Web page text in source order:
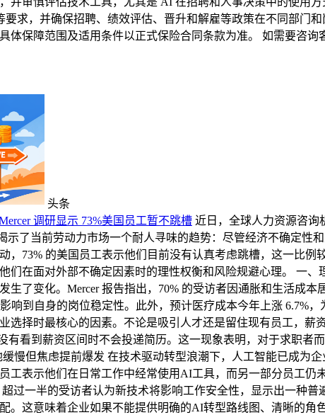
求，并确保招聘、绩效评估、晋升和解雇等政策在不同部门
体保障范围及适用条件以正式保险合同条款为准。 如需要咨询
头条
调研显示 73%美国员工暂不跳槽 近日，全球人力资源咨询
示了当前劳动力市场一个耐人寻味的趋势：尽管经济不确定
，73% 的美国员工表示他们目前没有认真考虑跳槽，这一比
们在面对外部不确定因素时的理性权衡和风险规避心理。 一
生了变化。Mercer 报告指出，70% 的受访者因通胀和生活成
响到自身的岗位稳定性。此外，预计医疗成本今年上涨 6.7%
选择时最核心的因素。不论是吸引人才还是留住现有员工，
看到薪资区间时不会投递简历。这一现象表明，对于求职者
慢但焦虑提前爆发 在技术驱动转型浪潮下，人工智能已成为
表示他们在日常工作中经常使用AI工具，而另一部分员工仍
过一半的受访者认为新技术将影响工作安全性，显示出一种
。这意味着企业如果不能提供明确的AI转型路线图、清晰的